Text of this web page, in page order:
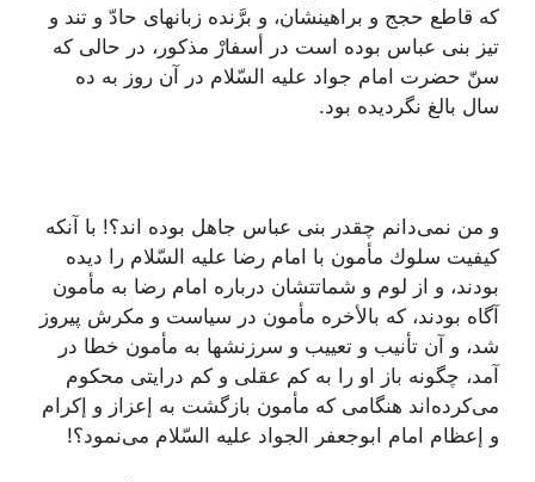
كه قاطع حجج و براهینشان، و برَّنده زبانهاى حادّ و تند و
تیز بنى عباس بوده است در أسفارْ مذكور، در حالى كه
سنّ حضرت امام جواد علیه السّلام در آن روز به ده
سال بالغ نگردیده بود.
و من نمى‌دانم چقدر بنى عباس جاهل بوده اند؟! با آنكه
كیفیت سلوك مأمون با امام رضا علیه السّلام را دیده
بودند، و از لوم و شماتتشان درباره امام رضا به مأمون
آگاه‌ بودند، كه بالأخره مأمون در سیاست و مكرش پیروز
شد، و آن تأنیب و تعییب و سرزنشها به مأمون خطا در
آمد، چگونه باز او را به كم عقلى و كم درایتى محكوم
مى‌كرده‌اند هنگامى كه مأمون بازگشت به إعزاز و إكرام
و إعظام امام ابوجعفر الجواد علیه السّلام مى‌نمود؟!